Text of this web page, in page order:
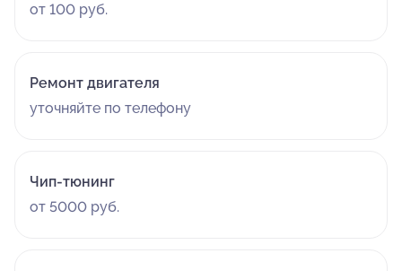
от 100 руб.
Ремонт двигателя
уточняйте по телефону
Чип-тюнинг
от 5000 руб.